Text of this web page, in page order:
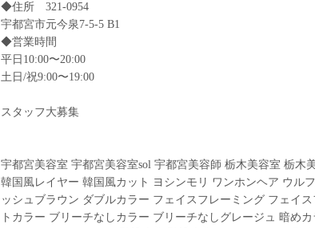
◆住所 321-0954
宇都宮市元今泉7-5-5 B1
◆営業時間
平日10:00〜20:00
土日/祝9:00〜19:00
︎スタッフ大募集︎
宇都宮美容室 宇都宮美容室sol 宇都宮美容師 栃木美容室 栃木
韓国風レイヤー 韓国風カット ヨシンモリ ワンホンヘア ウル
ッシュブラウン ダブルカラー フェイスフレーミング フェイ
トカラー ブリーチなしカラー ブリーチなしグレージュ 暗め